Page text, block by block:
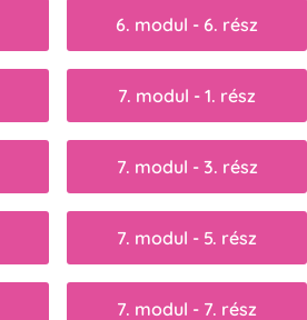
6. modul - 6. rész
7. modul - 1. rész
7. modul - 3. rész
7. modul - 5. rész
7. modul - 7. rész